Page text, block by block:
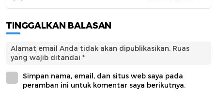
TINGGALKAN BALASAN
Alamat email Anda tidak akan dipublikasikan. Ruas
yang wajib ditandai *
Simpan nama, email, dan situs web saya pada
peramban ini untuk komentar saya berikutnya.